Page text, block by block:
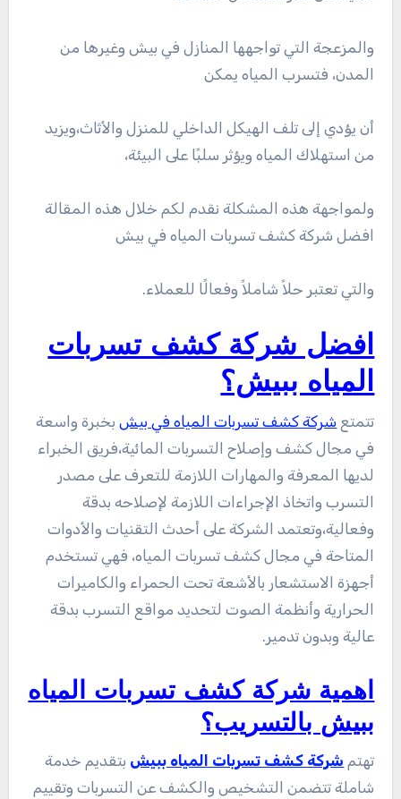
والمزعجة التي تواجهها المنازل في بيش وغيرها من
المدن، فتسرب المياه يمكن
أن يؤدي إلى تلف الهيكل الداخلي للمنزل والأثاث،ويزيد
من استهلاك المياه ويؤثر سلبًا على البيئة،
ولمواجهة هذه المشكلة نقدم لكم خلال هذه المقالة
افضل شركة كشف تسربات المياه في بيش
والتي تعتبر حلاً شاملاً وفعالًا للعملاء.
افضل شركة كشف تسربات
المياه ببيش؟
تتمتع شركة كشف تسربات المياه في بيشبخبرة واسعة
في مجال كشف وإصلاح التسربات المائية،فريق الخبراء
لديها المعرفة والمهارات اللازمة للتعرف على مصدر
التسرب واتخاذ الإجراءات اللازمة لإصلاحه بدقة
وفعالية،وتعتمد الشركة على أحدث التقنيات والأدوات
المتاحة في مجال كشف تسربات المياه، فهي تستخدم
أجهزة الاستشعار بالأشعة تحت الحمراء والكاميرات
الحرارية وأنظمة الصوت لتحديد مواقع التسرب بدقة
عالية وبدون تدمير.
اهمية شركة كشف تسربات المياه
ببيش بالتسريب؟
تهتم شركة كشف تسربات المياه ببيش بتقديم خدمة
شاملة تتضمن التشخيص والكشف عن التسربات وتقييم